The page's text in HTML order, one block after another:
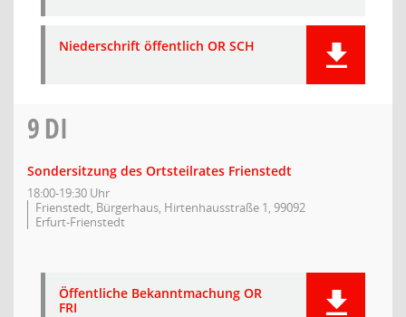
Niederschrift öffentlich OR SCH
9DI
Sondersitzung des Ortsteilrates Frienstedt
18:00-19:30 Uhr
Frienstedt, Bürgerhaus, Hirtenhausstraße 1, 99092
Erfurt-Frienstedt
Öffentliche Bekanntmachung OR
FRI